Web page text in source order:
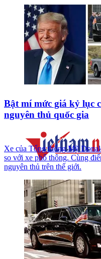
Bật mí mức giá kỷ lục
nguyên thủ quốc gia
Xe của Tổng thống Mỹ
so với xe phổ thông. Cùng
nguyên thủ trên thế giới.